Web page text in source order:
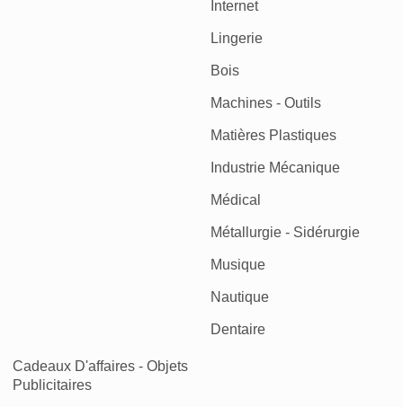
Internet
Lingerie
Bois
Machines - Outils
Matières Plastiques
Industrie Mécanique
Médical
Métallurgie - Sidérurgie
Musique
Nautique
Dentaire
Cadeaux D'affaires - Objets
Publicitaires